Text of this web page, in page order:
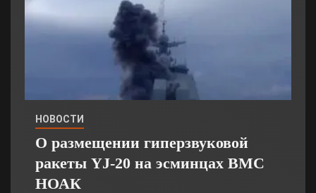
НОВОСТИ
О размещении гиперзвуковой
ракеты YJ-20 на эсминцах ВМС
НОАК